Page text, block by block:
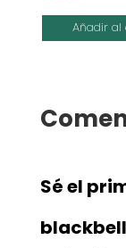
Añadir al
Sé el